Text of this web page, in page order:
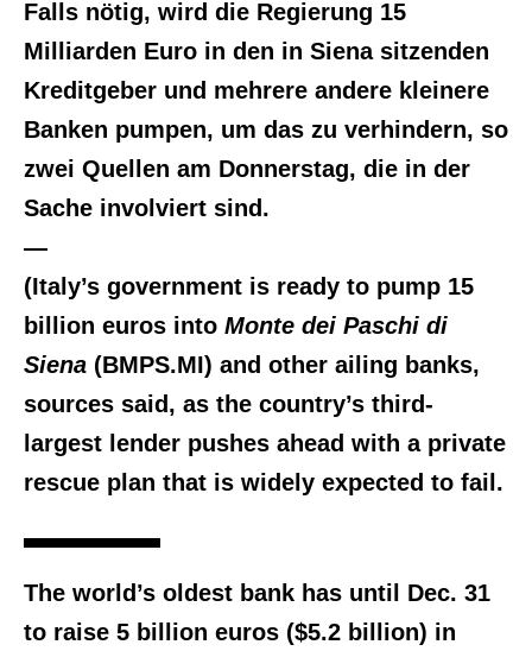
Falls nötig, wird die Regierung 15
Milliarden Euro in den in Siena sitzenden
Kreditgeber und mehrere andere kleinere
Banken pumpen, um das zu verhindern, so
zwei Quellen am Donnerstag, die in der
Sache involviert sind.
—
(Italy’s government is ready to pump 15
billion euros into Monte dei Paschi di
Siena (BMPS.MI) and other ailing banks,
sources said, as the country’s third-
largest lender pushes ahead with a private
rescue plan that is widely expected to fail.
The world’s oldest bank has until Dec. 31
to raise 5 billion euros ($5.2 billion) in